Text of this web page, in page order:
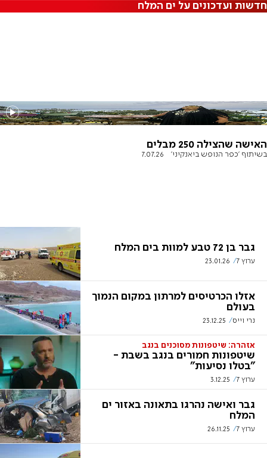
חדשות ועדכונים על ים המלח
האישה שהצילה 250 מבלים
בשיתוף 'כפר הנופש ביאנקיני' 7.07.26
גבר בן 72 טבע למוות בים המלח
ערוץ 7 23.01.26
אזלו הכרטיסים למרתון במקום הנמוך
בעולם
נרי וייס 23.12.25
אזהרה: שיטפונות מסוכנים בנגב
שיטפונות חמורים בנגב בשבת -
"בטלו נסיעות"
ערוץ 7 3.12.25
גבר ואישה נהרגו בתאונה באזור ים
המלח
ערוץ 7 26.11.25